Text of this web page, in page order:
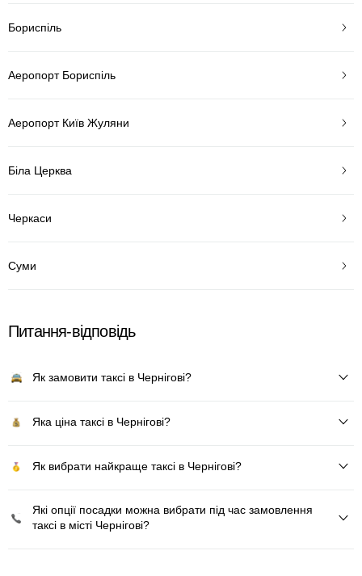
Бориспіль
Аеропорт Бориспіль
Аеропорт Київ Жуляни
Біла Церква
Черкаси
Суми
Питання-відповідь
Як замовити таксі в Чернігові?
Яка ціна таксі в Чернігові?
Як вибрати найкраще таксі в Чернігові?
Які опції посадки можна вибрати під час замовлення
таксі в місті Чернігові?